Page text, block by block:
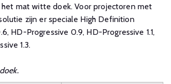
mat witte doek. Voor projectoren met
zijn er speciale High Definition
HD-Progressive 0.9, HD-Progressive 1.1,
1.3.